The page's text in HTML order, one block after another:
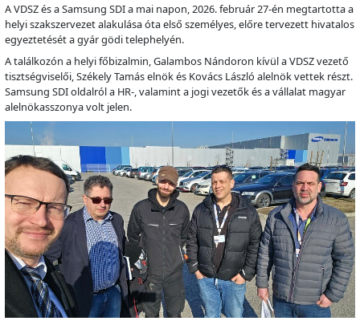
A VDSZ és a Samsung SDI a mai napon, 2026. február 27-én megtartotta a
helyi szakszervezet alakulása óta első személyes, előre tervezett hivatalos
egyeztetését a gyár gödi telephelyén.
A találkozón a helyi főbizalmin, Galambos Nándoron kívül a VDSZ vezető
tisztségviselői, Székely Tamás elnök és Kovács László alelnök vettek részt.
Samsung SDI oldalról a HR-, valamint a jogi vezetők és a vállalat magyar
alelnökasszonya volt jelen.